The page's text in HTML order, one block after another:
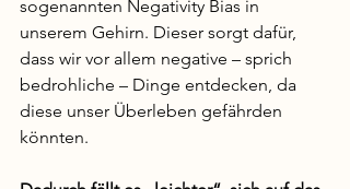
sogenannten Negativity Bias in
unserem Gehirn. Dieser sorgt dafür,
dass wir vor allem negative – sprich
bedrohliche – Dinge entdecken, da
diese unser Überleben gefährden
könnten.